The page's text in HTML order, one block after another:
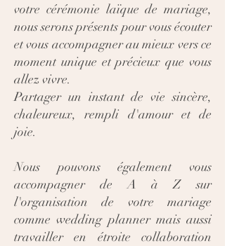
votre cérémonie laïque de mariage,
nous serons présents pour vous écouter
et vous accompagner au mieux vers ce
moment unique et précieux que vous
allez vivre.
Partager un instant de vie sincère,
chaleureux, rempli d'amour et de
joie.
Nous pouvons également vous
accompagner de A à Z sur
l'organisation de votre mariage
comme wedding planner mais aussi
travailler en étroite collaboration